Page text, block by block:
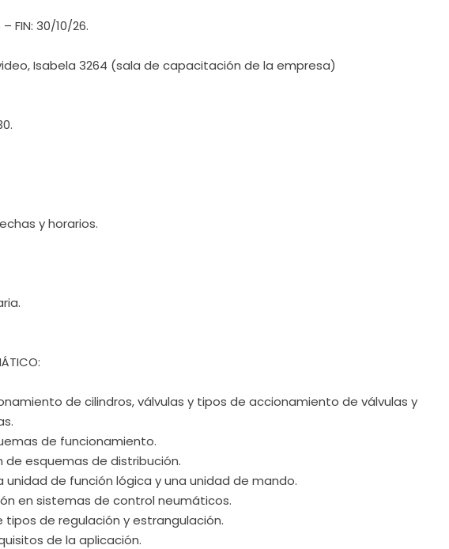
– FIN: 30/10/26.
Isabela 3264 (sala de capacitación de la empresa)
y horarios.
de cilindros, válvulas y tipos de accionamiento de válvulas y
de funcionamiento.
de esquemas de distribución.
unidad de función lógica y una unidad de mando.
en sistemas de control neumáticos.
tipos de regulación y estrangulación.
de la aplicación.